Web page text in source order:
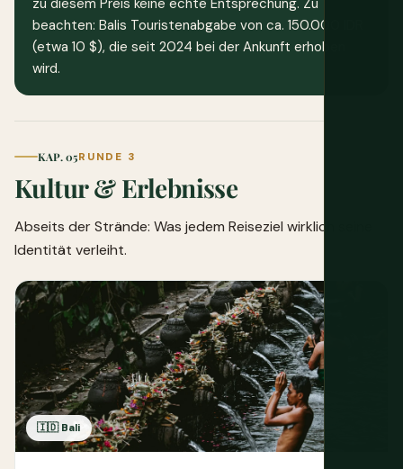
zu diesem Preis keine echte Entsprechung. Zu
beachten: Balis Touristenabgabe von ca. 150.000 IDR
(etwa 10 $), die seit 2024 bei der Ankunft erhoben
wird.
KAP. 05RUNDE 3
Kultur & Erlebnisse
Abseits der Strände: Was jedem Reiseziel wirklich seine
Identität verleiht.
🇮🇩 Bali